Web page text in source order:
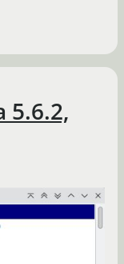
5.6.2,